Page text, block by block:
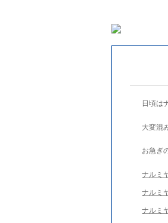
日頃は
大変混
お急ぎ
ナルミ
ナルミ
ナルミ